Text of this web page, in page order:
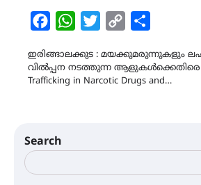
FacebookWhatsAppTwitterCopy
ഇരിങ്ങാലക്കുട : മയക്കുമരുന്നുകളും
വിൽപ്പന നടത്തുന്ന ആളുകൾക്കെതിരെ
Trafficking in Narcotic Drugs and…
Search